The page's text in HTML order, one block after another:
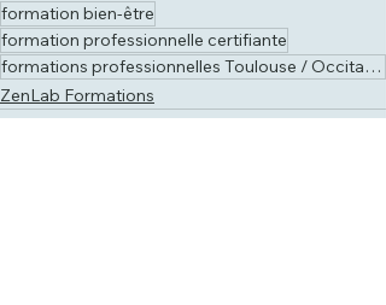
formation bien-être
formation professionnelle certifiante
formations professionnelles Toulouse / Occitanie
ZenLab Formations